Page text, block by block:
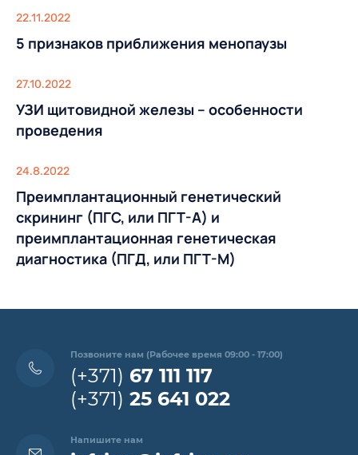
22.11.2022
5 признаков приближения менопаузы
27.10.2022
УЗИ щитовидной железы – особенности
проведения
24.8.2022
Преимплантационный генетический
скрининг (ПГС, или ПГТ-А) и
преимплантационная генетическая
диагностика (ПГД, или ПГТ-М)
Позвоните нам (Рабочее время 09:00 - 17:00)
(+371) 67 111 117
(+371) 25 641 022
Напишите нам